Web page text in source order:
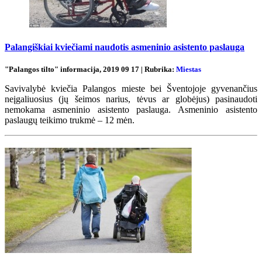
Palangiškiai kviečiami naudotis asmeninio asistento paslauga
"Palangos tilto" informacija, 2019 09 17 | Rubrika: Miestas
Savivalybė kviečia Palangos mieste bei Šventojoje gyvenančius
neįgaliuosius (jų šeimos narius, tėvus ar globėjus) pasinaudoti
nemokama asmeninio asistento paslauga. Asmeninio asistento
paslaugų teikimo trukmė – 12 mėn.